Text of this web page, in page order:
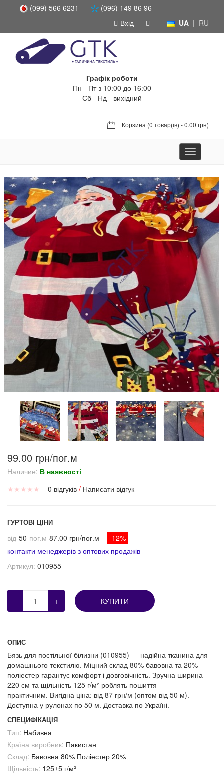
(099) 566 6231
(096) 149 86 96
UA | RU
Вхід
Графік роботи
Пн - Пт з 10:00 до 16:00
Сб - Нд - вихідний
Корзина (0 товар(ів) - 0.00 грн)
Toggle
navigation
99.00 грн/пог.м
Наличие: В наявності
★ ★ ★ ★ ★ 0 відгуків / Написати відгук
ГУРТОВІ ЦІНИ
від 50 пог.м 87.00 грн/пог.м
-12%
контакти менеджерів з оптових продажів
Артикул: 010955
- + КУПИТИ
ОПИС
Бязь для постільної білизни (010955) — надійна тканина для
домашнього текстилю. Міцний склад 80% бавовна та 20%
поліестер гарантує комфорт і довговічність. Зручна ширина
220 см та щільність 125 г/м² роблять пошиття
практичним. Вигідна ціна: від 87 грн/м (оптом від 50 м).
Доступна у рулонах по 50 м. Доставка по Україні.
СПЕЦИФІКАЦІЯ
Тип: Набивна
Країна виробник: Пакистан
Склад: Бавовна 80% Поліестер 20%
Щільність: 125±5 г/м²